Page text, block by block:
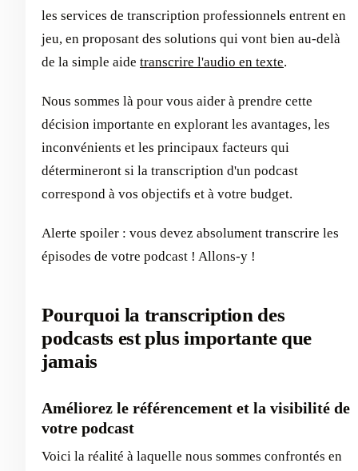
les services de transcription professionnels entrent en
jeu, en proposant des solutions qui vont bien au-delà
de la simple aide transcrire l'audio en texte.
Nous sommes là pour vous aider à prendre cette
décision importante en explorant les avantages, les
inconvénients et les principaux facteurs qui
détermineront si la transcription d'un podcast
correspond à vos objectifs et à votre budget.
Alerte spoiler : vous devez absolument transcrire les
épisodes de votre podcast ! Allons-y !
Pourquoi la transcription des
podcasts est plus importante que
jamais
Améliorez le référencement et la visibilité de
votre podcast
Voici la réalité à laquelle nous sommes confrontés en